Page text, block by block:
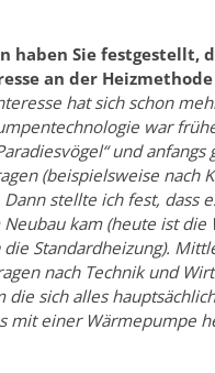
Sie festgestellt,
an der
hat sich schon
war
und anfangs
(beispielsweise nach
stellte ich fest, dass
Neubau kam (heute ist die
Standardheizung).
nach Technik und
die sich alles
mit einer Wärmepumpe